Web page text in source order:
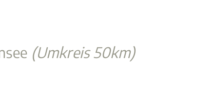
(Umkreis 50km)